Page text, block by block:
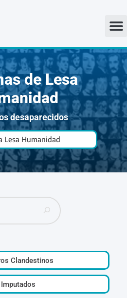
de Lesa
desaparecidos
Lesa Humanidad
Clandestinos
Imputados